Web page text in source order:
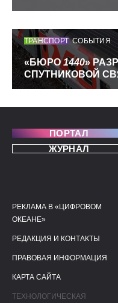
ТРАНСПОРТ СОБЫТИЯ
«БЮРО1440»
СПУТНИКОВОЙ
ПОРТАЛ
ЖУРНАЛ
ПОЛЕЗНЫЕ
РЕКЛАМА В «ЦИФРОВОМ
ОКЕАНЕ»
РЕДАКЦИЯ И КОНТАКТЫ
ПРАВОВАЯ ИНФОРМАЦИЯ
КАРТА САЙТА
ТЕХНОЛОГИЧЕСКАЯ